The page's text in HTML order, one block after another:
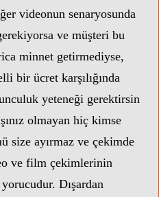
videonun senaryosunda
ve müşteri bu
minnet getirmediyse,
bir ücret karşılığında
yeteneği gerektirsin
olmayan hiç kimse
size ayırmaz ve çekimde
ve film çekimlerinin
Dışardan